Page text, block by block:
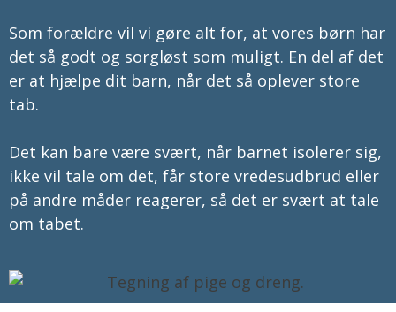
Som forældre vil vi gøre alt for, at vores børn har
det så godt og sorgløst som muligt. En del af det
er at hjælpe dit barn, når det så oplever store
tab.
Det kan bare være svært, når barnet isolerer sig,
ikke vil tale om det, får store vredesudbrud eller
på andre måder reagerer, så det er svært at tale
om tabet.